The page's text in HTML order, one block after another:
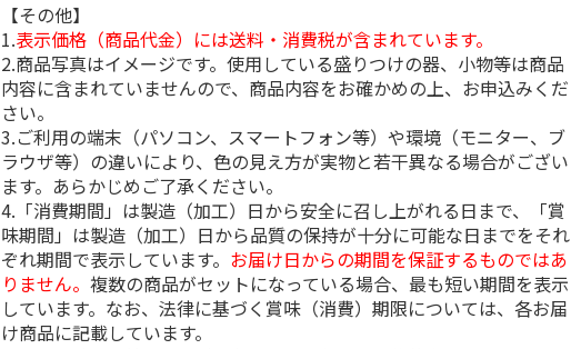
【その他】
1.表示価格（商品代金）には送料・消費税が含まれています。
2.商品写真はイメージです。使用している盛りつけの器、小物等は商品
内容に含まれていませんので、商品内容をお確かめの上、お申込みくだ
さい。
3.ご利用の端末（パソコン、スマートフォン等）や環境（モニター、ブ
ラウザ等）の違いにより、色の見え方が実物と若干異なる場合がござい
ます。あらかじめご了承ください。
4.「消費期間」は製造（加工）日から安全に召し上がれる日まで、「賞
味期間」は製造（加工）日から品質の保持が十分に可能な日までをそれ
ぞれ期間で表示しています。 お届け日からの期間を保証するものではあ
りません。複数の商品がセットになっている場合、最も短い期間を表示
しています。なお、法律に基づく賞味（消費）期限については、各お届
け商品に記載しています。